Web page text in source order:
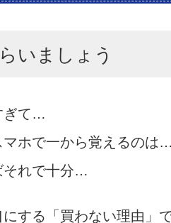
いましょう
ぎて…
ホで一から覚えるのは…
それで十分…
する「買わない理由」